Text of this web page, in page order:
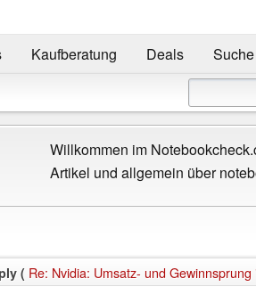
Kaufberatung Deals Suche
Willkommen im
Artikel und allgemein über
( Re: Nvidia: Umsatz- und